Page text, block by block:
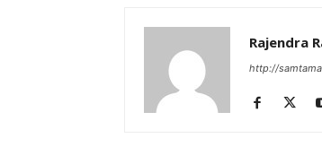
Rajendra
http://